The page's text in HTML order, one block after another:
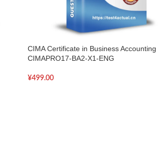
CIMA Certificate in Business Accounting
CIMAPRO17-BA2-X1-ENG
¥499.00